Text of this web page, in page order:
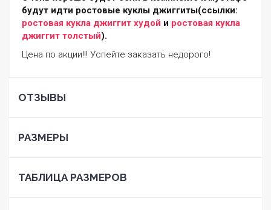
будут идти ростовые куклы джиггиты(ссылки:
ростовая кукла джиггит худой и ростовая кукла
джиггит толстый).
Цена по акции!!! Успейте заказать недорого!
ОТЗЫВЫ
РАЗМЕРЫ
ТАБЛИЦА РАЗМЕРОВ